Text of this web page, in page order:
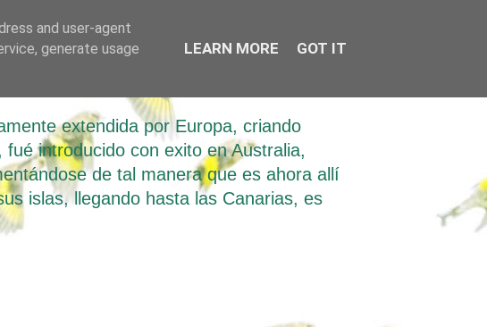
extendida por Europa, criando
introducido con exito en Australia,
de tal manera que es ahora allí
islas, llegando hasta las Canarias, es
and user-agent
generate usage
LEARN MORE GOT IT